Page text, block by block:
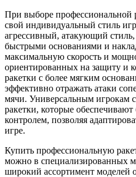
При выборе профессиональной
свой индивидуальный стиль
агрессивный, атакующий
быстрыми основаниями и
максимальную скорость и
ориентированных на защиту и
ракетки с более мягким
эффективно отражать атаки
мячи. Универсальным игрокам
ракетки, которые
контролем, позволяя
игре.
Купить профессиональную
можно в специализированных
широкий ассортимент моделей